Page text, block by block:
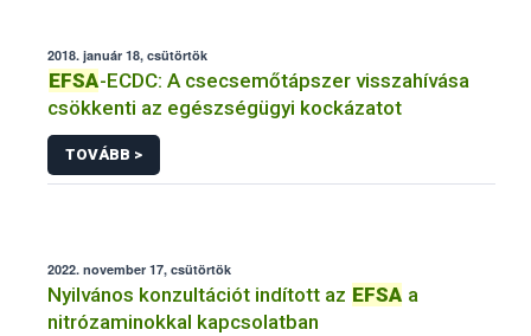
2018. január 18, csütörtök
EFSA-ECDC: A csecsemőtápszer visszahívása
csökkenti az egészségügyi kockázatot
TOVÁBB >
2022. november 17, csütörtök
Nyilvános konzultációt indított az EFSA a
nitrózaminokkal kapcsolatban